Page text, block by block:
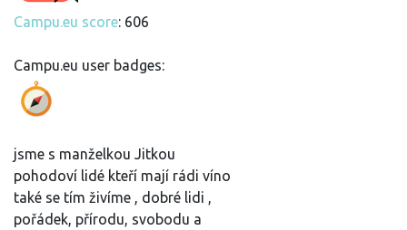
Campu.eu score: 606
Campu.eu user badges:
jsme s manželkou Jitkou
pohodoví lidé kteří mají rádi víno
také se tím živíme , dobré lidi ,
pořádek, přírodu, svobodu a